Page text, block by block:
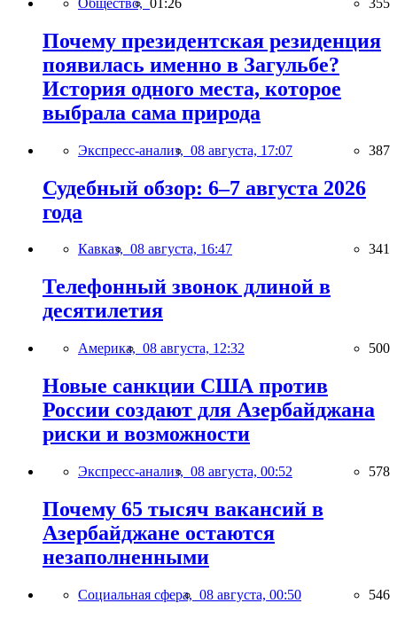
Почему президентская резиденция
появилась именно в Загульбе?
История одного места, которое
выбрала сама природа
Экспресс-анализ, 08 августа, 17:07 387
Судебный обзор: 6–7 августа 2026
года
Кавказ, 08 августа, 16:47 341
Телефонный звонок длиной в
десятилетия
Америка, 08 августа, 12:32 500
Новые санкции США против
России создают для Азербайджана
риски и возможности
Экспресс-анализ, 08 августа, 00:52 578
Почему 65 тысяч вакансий в
Азербайджане остаются
незаполненными
Социальная сфера, 08 августа, 00:50 546